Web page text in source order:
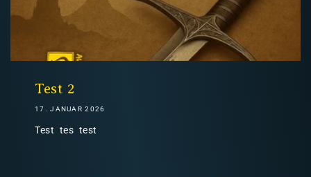
Test 2
17. JANUAR 2026
Test tes test
Deutschland: ab69 €
Österreich & EU: ab
200 €
Nicht-EU: kein kostenloser Versand
Lieferungen in Nicht-EU-Länder (z. B. Schweiz)